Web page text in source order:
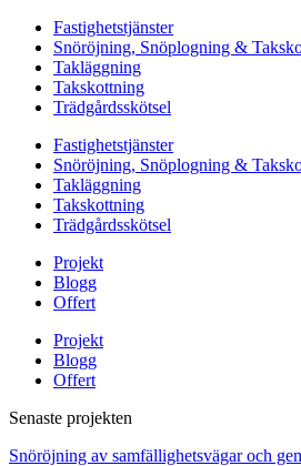
Fastighetstjänster
Snöröjning, Snöplogning &
Takläggning
Takskottning
Trädgårdsskötsel
Fastighetstjänster
Snöröjning, Snöplogning &
Takläggning
Takskottning
Trädgårdsskötsel
Projekt
Blogg
Offert
Projekt
Blogg
Offert
Senaste projekten
Snöröjning av samfällighetsvägar och